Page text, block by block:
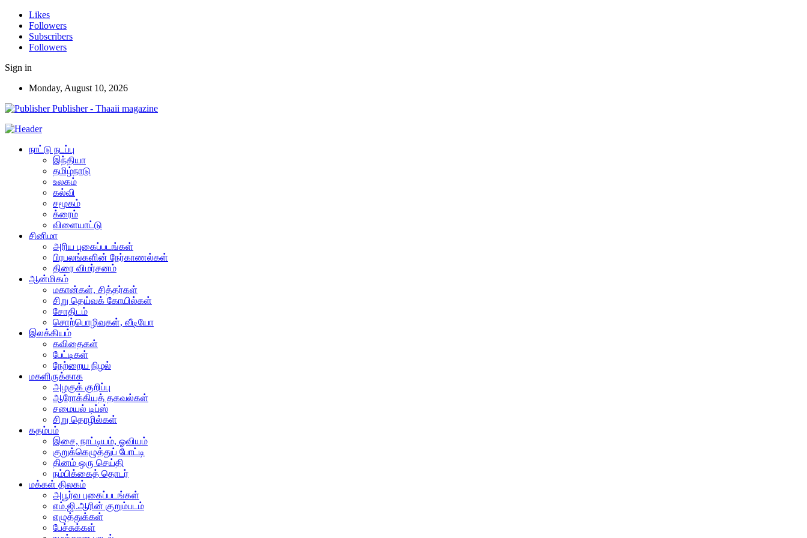
Likes
Followers
Subscribers
Followers
Sign in
Monday, August 10, 2026
Publisher - Thaaii magazine
நாட்டு நடப்பு
இந்தியா
தமிழ்நாடு
உலகம்
கல்வி
சமூகம்
க்ரைம்
விளையாட்டு
சினிமா
அரிய புகைப்படங்கள்
பிரபலங்களின் நேர்காணல்கள்
திரை விமர்சனம்
ஆன்மிகம்
மகான்கள், சித்தர்கள்
சிறு தெய்வக் கோயில்கள்
சோதிடம்
சொற்பொழிவுகள், வீடியோ
இலக்கியம்
கவிதைகள்
பேட்டிகள்
நேற்றைய நிழல்
மகளிருக்காக
அழகுக் குறிப்பு
ஆரோக்கியத் தகவல்கள்
சமையல் டிப்ஸ்
சிறு தொழில்கள்
கதம்பம்
இசை, நாட்டியம், ஓவியம்
குறுக்கெழுத்துப் போட்டி
தினம் ஒரு செய்தி
நம்பிக்கைத் தொடர்
மக்கள் திலகம்
அபூர்வ புகைப்படங்கள்
எம்.ஜி.ஆரின் குறும்படம்
எழுத்துக்கள்
பேச்சுக்கள்